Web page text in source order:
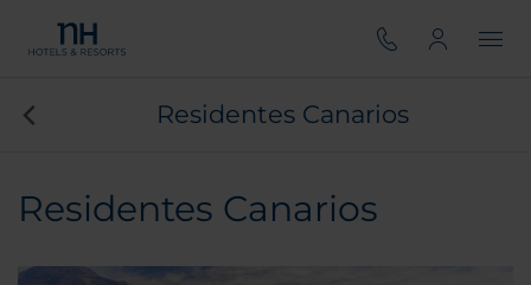
Residentes Canarios
Residentes Canarios